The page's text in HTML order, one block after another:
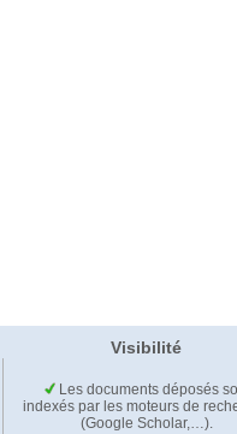
Visibilité
Les documents déposés
indexés par les moteurs de
(Google Scholar,…).